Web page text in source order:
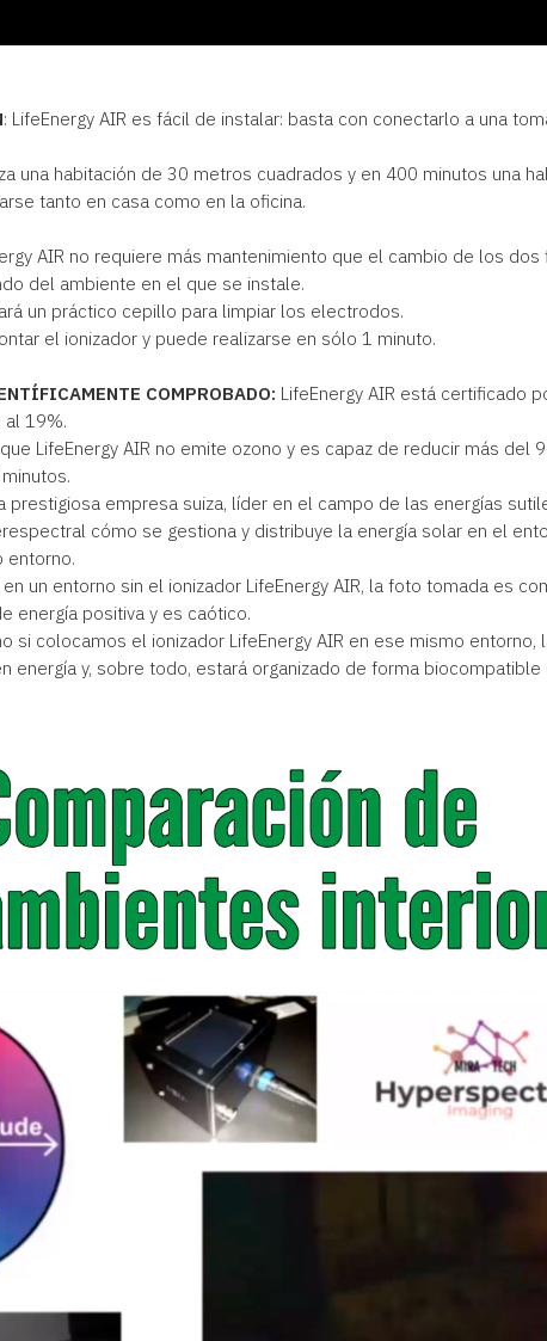
: LifeEnergy AIR es fácil de instalar: basta con conectarlo a una
una habitación de 30 metros cuadrados y en 400 minutos una
tanto en casa como en la oficina.
AIR no requiere más mantenimiento que el cambio de los
del ambiente en el que se instale.
un práctico cepillo para limpiar los electrodos.
el ionizador y puede realizarse en sólo 1 minuto.
COMPROBADO: LifeEnergy AIR está certificado
19%.
LifeEnergy AIR no emite ozono y es capaz de reducir más del
prestigiosa empresa suiza, líder en el campo de las energías
cómo se gestiona y distribuye la energía solar en el
entorno.
un entorno sin el ionizador LifeEnergy AIR, la foto tomada es
energía positiva y es caótico.
si colocamos el ionizador LifeEnergy AIR en ese mismo
y, sobre todo, estará organizado de forma biocompatible